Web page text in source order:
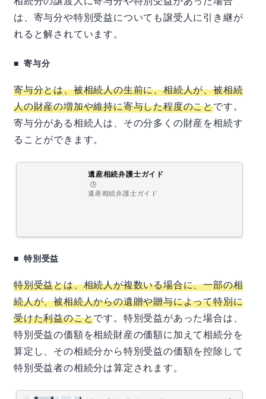
は、寄与分や特別受益についても譲受人に引き継が
れると解されています。
寄与分
寄与分とは、被相続人の生前に、相続人が、被相続
人の財産の増加や維持に寄与した程度のことです。
寄与分がある相続人は、その分多くの財産を相続す
ることができます。
遺産相続弁護士ガイド
🕒️
遺産相続弁護士ガイド
特別受益
特別受益とは、相続人が複数いる場合に、一部の相
続人が、被相続人からの遺贈や贈与によって特別に
受けた利益のことです。特別受益があった場合は、
特別受益の価額を相続財産の価額に加えて相続分を
算定し、その相続分から特別受益の価額を控除して
特別受益者の相続分は算定されます。